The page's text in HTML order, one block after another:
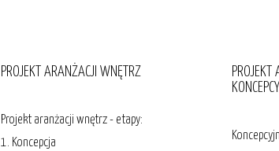
PROJEKT ARANŻACJI WNĘTRZ
Projekt aranżacji wnętrz - etapy:
1. Koncepcja
PROJEKT